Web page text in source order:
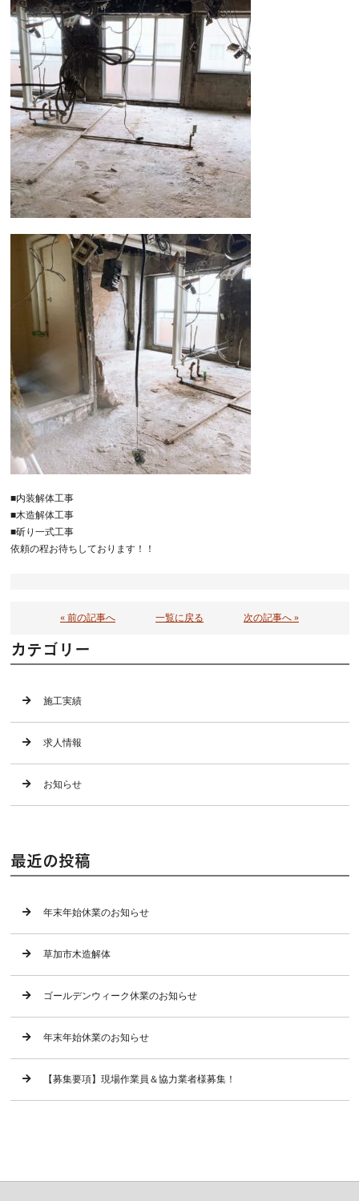
■内装解体工事
■木造解体工事
■斫り一式工事
依頼の程お待ちしております！！
« 前の記事へ 一覧に戻る 次の記事へ »
カテゴリー
施工実績
求人情報
お知らせ
最近の投稿
年末年始休業のお知らせ
草加市木造解体
ゴールデンウィーク休業のお知らせ
年末年始休業のお知らせ
【募集要項】現場作業員＆協力業者様募集！